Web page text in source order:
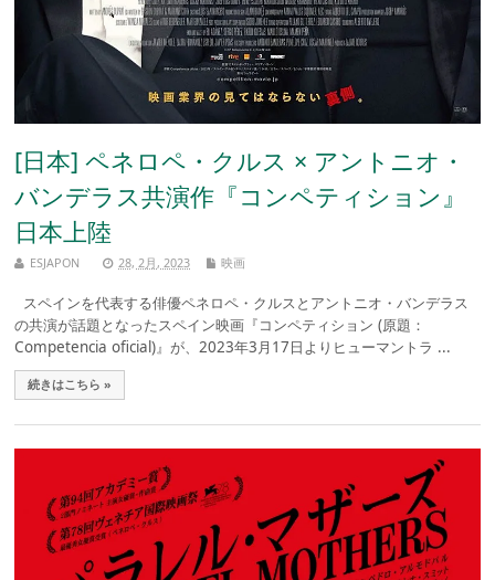
[日本] ペネロペ・クルス × アントニオ・
バンデラス共演作『コンペティション』
日本上陸
ESJAPON 28, 2月, 2023 映画
スペインを代表する俳優ペネロペ・クルスとアントニオ・バンデラス
の共演が話題となったスペイン映画『コンペティション (原題：
Competencia oficial)』が、2023年3月17日よりヒューマントラ ...
続きはこちら »